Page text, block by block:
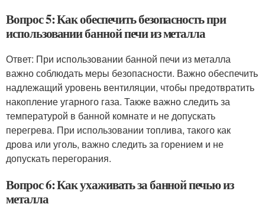
Вопрос 5: Как обеспечить безопасность при
использовании банной печи из металла
Ответ: При использовании банной печи из металла
важно соблюдать меры безопасности. Важно обеспечить
надлежащий уровень вентиляции, чтобы предотвратить
накопление угарного газа. Также важно следить за
температурой в банной комнате и не допускать
перегрева. При использовании топлива, такого как
дрова или уголь, важно следить за горением и не
допускать перегорания.
Вопрос 6: Как ухаживать за банной печью из
металла